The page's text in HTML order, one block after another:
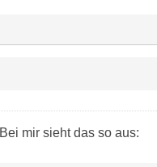
Bei mir sieht das so aus: